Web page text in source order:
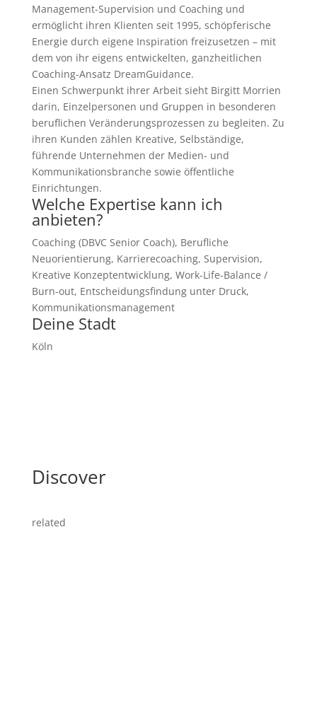
Management-Supervision und Coaching und
ermöglicht ihren Klienten seit 1995, schöpferische
Energie durch eigene Inspiration freizusetzen – mit
dem von ihr eigens entwickelten, ganzheitlichen
Coaching-Ansatz DreamGuidance.
Einen Schwerpunkt ihrer Arbeit sieht Birgitt Morrien
darin, Einzelpersonen und Gruppen in besonderen
beruflichen Veränderungsprozessen zu begleiten. Zu
ihren Kunden zählen Kreative, Selbständige,
führende Unternehmen der Medien- und
Kommunikationsbranche sowie öffentliche
Einrichtungen.
Welche Expertise kann ich
anbieten?
Coaching (DBVC Senior Coach), Berufliche
Neuorientierung, Karrierecoaching, Supervision,
Kreative Konzeptentwicklung, Work-Life-Balance /
Burn-out, Entscheidungsfindung unter Druck,
Kommunikationsmanagement
Deine Stadt
Köln
Discover
related